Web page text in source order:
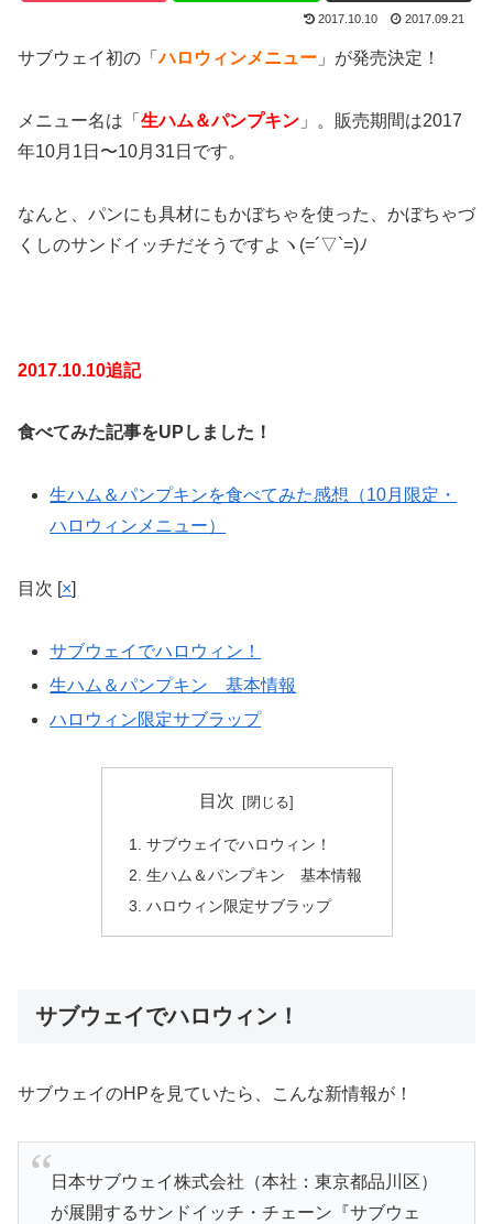
2017.10.10 2017.09.21
サブウェイ初の「ハロウィンメニュー 」が発売決定！
メニュー名は「 生ハム＆パンプキン 」。販売期間は2017
年10月1日〜10月31日です。
なんと、パンにも具材にもかぼちゃを使った、かぼちゃづ
くしのサンドイッチだそうですよヽ(=´▽`=)ﾉ
2017.10.10追記
食べてみた記事をUPしました！
生ハム＆パンプキンを食べてみた感想（10月限定・
ハロウィンメニュー）
目次 [×]
サブウェイでハロウィン！
生ハム＆パンプキン 基本情報
ハロウィン限定サブラップ
目次
サブウェイでハロウィン！
生ハム＆パンプキン 基本情報
ハロウィン限定サブラップ
サブウェイでハロウィン！
サブウェイのHPを見ていたら、こんな新情報が！
日本サブウェイ株式会社（本社：東京都品川区）
が展開するサンドイッチ・チェーン『サブウェ